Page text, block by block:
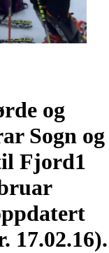
og
Sogn og
Fjord1
17.02.16).